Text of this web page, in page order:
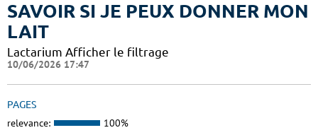
SAVOIR SI JE PEUX DONNER MON
LAIT
Lactarium Afficher le filtrage
10/06/2026 17:47
PAGES
relevance: 100%